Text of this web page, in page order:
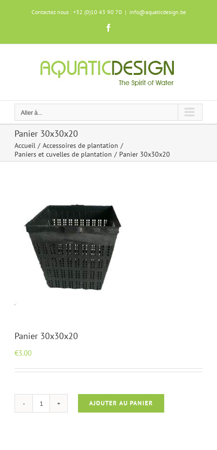
Contactez nous : +32 (0)10 43 90 70 | info@aquaticdesign.be
Aller à...
Panier 30x30x20
Accueil
Accessoires de plantation
Paniers et cuvelles de plantation
Panier 30x30x20
Panier 30x30x20
€3.00
quantité
AJOUTER AU PANIER